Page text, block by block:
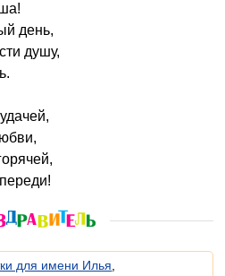
день,
душу,
для имени Илья